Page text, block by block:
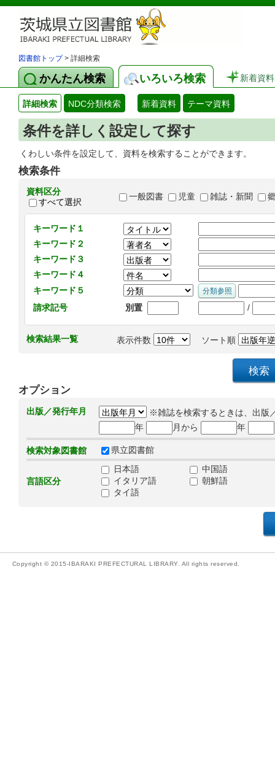
図書館トップ> 詳細検索
かんたん検索 いろいろ検索 新着資料
詳細検索 NDC分類検索 新着資料 テーマ資料
条件を詳しく設定して探す
くわしい条件を設定して、資料を検索することができます。
検索条件
資料区分
すべて選択
一般図書 児童 雑誌・新聞
キーワード１
キーワード２
キーワード３
キーワード４
キーワード５
請求記号
別置 /
検索結果一覧 表示件数 ソート順
オプション
出版／発行年月
※雑誌を検索するときは、出版
年
月から 年
検索対象図書館 県立図書館
言語区分
日本語
中国語
イタリア語
朝鮮語
タイ語
Copyright © 2015-IBARAKI PREFECTURAL LIBRARY. All rights reserved.